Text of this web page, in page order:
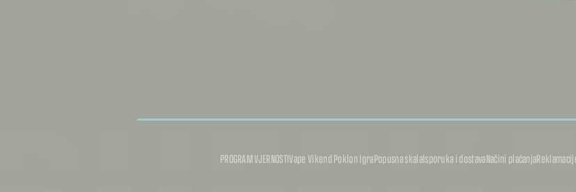
PROGRAM VJERNOSTIVape Vikend Poklon IgraPopusna skalaIsporuka i dostavaNačini plaćanja